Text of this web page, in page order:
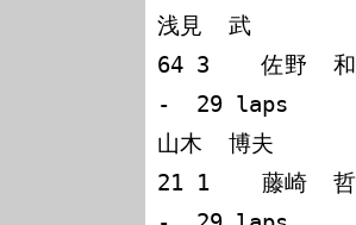
浅見  武
64 3    佐野  和
-  29 laps
山木  博夫
21 1    藤崎  哲